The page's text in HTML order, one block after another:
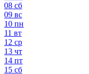
08 сб
09 вс
10 пн
11 вт
12 ср
13 чт
14 пт
15 сб